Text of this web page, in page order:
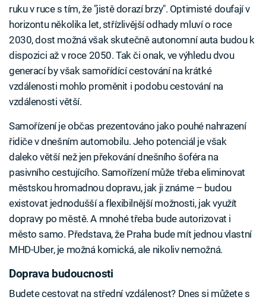
ruku v ruce s tím, že "jistě dorazí brzy". Optimisté doufají v
horizontu několika let, střízlivější odhady mluví o roce
2030, dost možná však skutečně autonomní auta budou k
dispozici až v roce 2050. Tak či onak, ve výhledu dvou
generací by však samořídící cestování na krátké
vzdálenosti mohlo proměnit i podobu cestování na
vzdálenosti větší.
Samořízení je občas prezentováno jako pouhé nahrazení
řidiče v dnešním automobilu. Jeho potenciál je však
daleko větší než jen překování dnešního šoféra na
pasivního cestujícího. Samořízení může třeba eliminovat
městskou hromadnou dopravu, jak ji známe – budou
existovat jednodušší a flexibilnější možnosti, jak využít
dopravy po městě. A mnohé třeba bude autorizovat i
město samo. Představa, že Praha bude mít jednou vlastní
MHD-Uber, je možná komická, ale nikoliv nemožná.
Doprava budoucnosti
Budete cestovat na střední vzdálenost? Dnes si můžete s